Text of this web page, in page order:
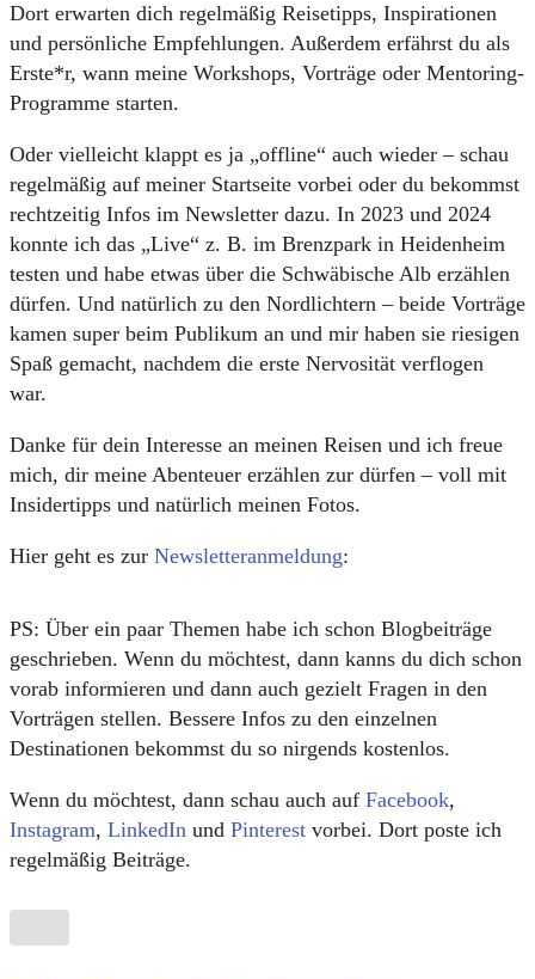
Dort erwarten dich regelmäßig Reisetipps, Inspirationen
und persönliche Empfehlungen. Außerdem erfährst du als
Erste*r, wann meine Workshops, Vorträge oder Mentoring-
Programme starten.
Oder vielleicht klappt es ja „offline“ auch wieder – schau
regelmäßig auf meiner Startseite vorbei oder du bekommst
rechtzeitig Infos im Newsletter dazu. In 2023 und 2024
konnte ich das „Live“ z. B. im Brenzpark in Heidenheim
testen und habe etwas über die Schwäbische Alb erzählen
dürfen. Und natürlich zu den Nordlichtern – beide Vorträge
kamen super beim Publikum an und mir haben sie riesigen
Spaß gemacht, nachdem die erste Nervosität verflogen
war.
Danke für dein Interesse an meinen Reisen und ich freue
mich, dir meine Abenteuer erzählen zur dürfen – voll mit
Insidertipps und natürlich meinen Fotos.
Hier geht es zur Newsletteranmeldung:
PS: Über ein paar Themen habe ich schon Blogbeiträge
geschrieben. Wenn du möchtest, dann kanns du dich schon
vorab informieren und dann auch gezielt Fragen in den
Vorträgen stellen. Bessere Infos zu den einzelnen
Destinationen bekommst du so nirgends kostenlos.
Wenn du möchtest, dann schau auch auf Facebook,
Instagram, LinkedIn und Pinterest vorbei. Dort poste ich
regelmäßig Beiträge.